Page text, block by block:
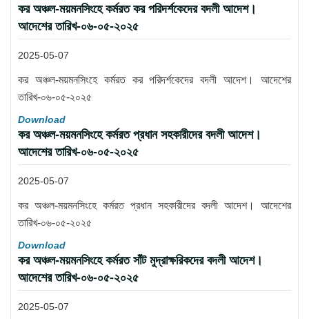
কর অঞ্চল-ময়মনসিংহে কর্মরত কর পরিদর্শকেদের বদলী আদেশ।
আদেশের তারিখ-০৬-০৫-২০২৫
2025-05-07
কর অঞ্চল-ময়মনসিংহে কর্মরত কর পরিদর্শকেদের বদলী আদেশ। আদেশের
তারিখ-০৬-০৫-২০২৫
Download
কর অঞ্চল-ময়মনসিংহে কর্মরত প্রধান সহকারীদের বদলী আদেশ।
আদেশের তারিখ-০৬-০৫-২০২৫
2025-05-07
কর অঞ্চল-ময়মনসিংহে কর্মরত প্রধান সহকারীদের বদলী আদেশ। আদেশের
তারিখ-০৬-০৫-২০২৫
Download
কর অঞ্চল-ময়মনসিংহে কর্মরত সাঁট মুদ্রাক্ষরিকদের বদলী আদেশ।
আদেশের তারিখ-০৬-০৫-২০২৫
2025-05-07